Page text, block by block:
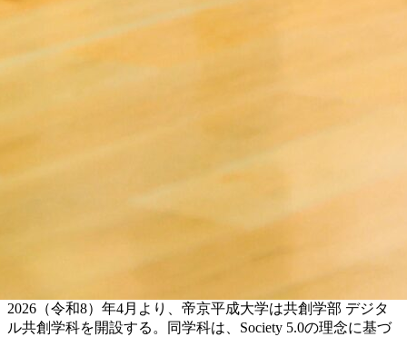
2026（令和8）年4月より、帝京平成大学は共創学部 デジタ
ル共創学科を開設する。同学科は、Society 5.0の理念に基づ